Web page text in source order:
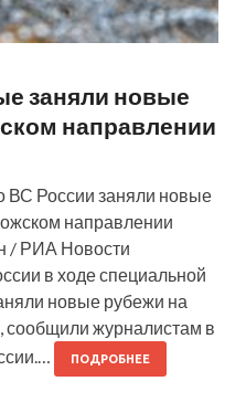
заняли новые
направлении
ВС России заняли новые
направлении
/ РИА Новости
в ходе специальной
новые рубежи на
сообщили журналистам в
ПОДРОБНЕЕ